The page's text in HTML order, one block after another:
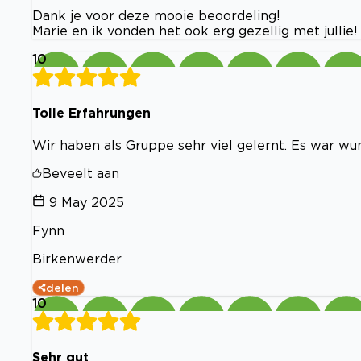
Dank je voor deze mooie beoordeling!
Marie en ik vonden het ook erg gezellig met jullie!
10
Tolle Erfahrungen
Wir haben als Gruppe sehr viel gelernt. Es war
Beveelt aan
9 May 2025
Fynn
Birkenwerder
delen
10
Sehr gut